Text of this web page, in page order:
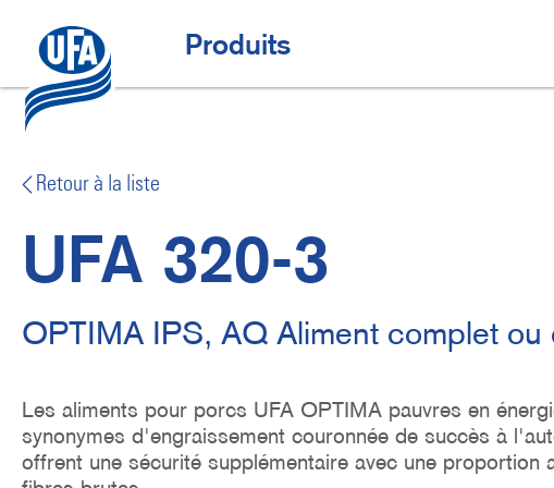
contenu
principal
H
a
a
v
i
t
i
Produits
Offres spéciales
Retour à la liste
UFA 320-3
OPTIMA IPS, AQ Aliment complet
Les aliments pour porcs UFA OPTIMA pauvres en
synonymes d'engraissement couronnée de succès à
offrent une sécurité supplémentaire avec une proportion